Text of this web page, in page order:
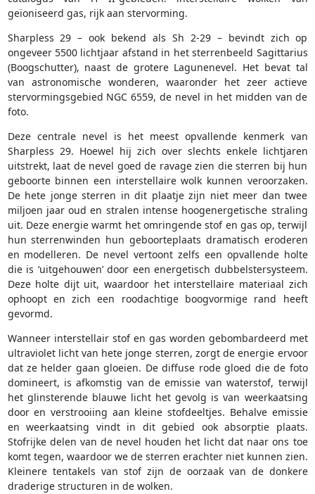
geïoniseerd gas, rijk aan stervorming.
Sharpless 29 – ook bekend als Sh 2-29 – bevindt zich op
ongeveer 5500 lichtjaar afstand in het sterrenbeeld Sagittarius
(Boogschutter), naast de grotere Lagunenevel. Het bevat tal
van astronomische wonderen, waaronder het zeer actieve
stervormingsgebied NGC 6559, de nevel in het midden van de
foto.
Deze centrale nevel is het meest opvallende kenmerk van
Sharpless 29. Hoewel hij zich over slechts enkele lichtjaren
uitstrekt, laat de nevel goed de ravage zien die sterren bij hun
geboorte binnen een interstellaire wolk kunnen veroorzaken.
De hete jonge sterren in dit plaatje zijn niet meer dan twee
miljoen jaar oud en stralen intense hoogenergetische straling
uit. Deze energie warmt het omringende stof en gas op, terwijl
hun sterrenwinden hun geboorteplaats dramatisch eroderen
en modelleren. De nevel vertoont zelfs een opvallende holte
die is ‘uitgehouwen’ door een energetisch dubbelstersysteem.
Deze holte dijt uit, waardoor het interstellaire materiaal zich
ophoopt en zich een roodachtige boogvormige rand heeft
gevormd.
Wanneer interstellair stof en gas worden gebombardeerd met
ultraviolet licht van hete jonge sterren, zorgt de energie ervoor
dat ze helder gaan gloeien. De diffuse rode gloed die de foto
domineert, is afkomstig van de emissie van waterstof, terwijl
het glinsterende blauwe licht het gevolg is van weerkaatsing
door en verstrooiing aan kleine stofdeeltjes. Behalve emissie
en weerkaatsing vindt in dit gebied ook absorptie plaats.
Stofrijke delen van de nevel houden het licht dat naar ons toe
komt tegen, waardoor we de sterren erachter niet kunnen zien.
Kleinere tentakels van stof zijn de oorzaak van de donkere
draderige structuren in de wolken.